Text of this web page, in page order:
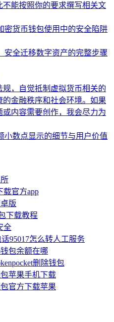
不能按照你的要求撰写相关文
密货币钱包使用中的安全陷阱
安全迁移数字资产的完整步骤
，自觉抵制虚拟货币相关的
金融秩序和社会环境。如果
内容需要创作，我会尽力为
小数点显示的细节与用户价值
载官方app
版
下载教程
全
95017怎么转人工服务
包余额在哪
删除钱包
苹果手机下载
官方下载苹果